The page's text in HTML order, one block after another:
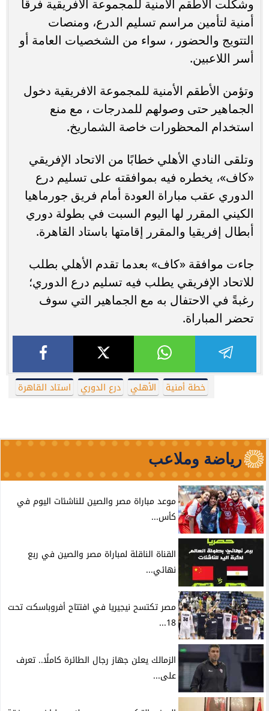
وشكلت الأطقم الأمنية للمجموعة الافريقية فرقا
أمنية لتأمين مراسم تسليم الدرع، ومنصات
التتويج والحضور ، سواء من الشخصيات العامة أو
أسر اللاعبين.
وتؤمن الأطقم الأمنية للمجموعة الافريقية دخول
الجماهير حتى وصولهم للمدرجات ، مع منع
استخدام المحظورات خاصة الشماريخ.
وتلقى النادي الأهلي خطابًا من الاتحاد الإفريقي
«كاف»، يخطره فيه بموافقته على تسليم درع
الدوري عقب مباراة العودة أمام فريق جورماهيا
الكيني المقرر لها اليوم السبت في بطولة دوري
أبطال إفريقيا والمقرر إقامتها باستاد القاهرة.
جاءت موافقة «كاف» بعدما تقدم الأهلي بطلب
للاتحاد الإفريقي يطلب فيه تسليم درع الدوري؛
رغبةً في الاحتفال به مع الجماهير التي سوف
تحضر المباراة.
خطة أمنية الأهلي درع الدوري استاد القاهرة
رياضة وملاعب
موعد مباراة مصر والصين للناشئات اليوم في
كأس...
القناة الناقلة لمباراة مصر والصين في ربع
نهائي...
مصر تكتسح نيجيريا في افتتاح أفروباسكت تحت
18...
الزمالك يعلن جهاز رجال الطائرة كاملًا.. تعرف
على...